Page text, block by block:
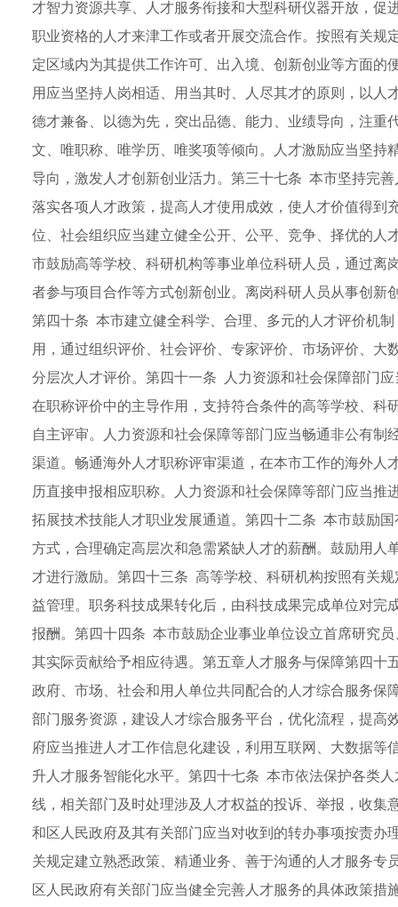
才智力资源共享、人才服务衔接和大型科研仪器开放，
职业资格的人才来津工作或者开展交流合作。按照有关
定区域内为其提供工作许可、出入境、创新创业等方面
用应当坚持人岗相适、用当其时、人尽其才的原则，以
德才兼备、以德为先，突出品德、能力、业绩导向，注
文、唯职称、唯学历、唯奖项等倾向。人才激励应当坚
导向，激发人才创新创业活力。第三十七条 本市坚持完
落实各项人才政策，提高人才使用成效，使人才价值得
位、社会组织应当建立健全公开、公平、竞争、择优的
市鼓励高等学校、科研机构等事业单位科研人员，通过
者参与项目合作等方式创新创业。离岗科研人员从事创
第四十条 本市建立健全科学、合理、多元的人才评价机
用，通过组织评价、社会评价、专家评价、市场评价、
分层次人才评价。第四十一条 人力资源和社会保障部门
在职称评价中的主导作用，支持符合条件的高等学校、
自主评审。人力资源和社会保障等部门应当畅通非公有
渠道。畅通海外人才职称评审渠道，在本市工作的海外
历直接申报相应职称。人力资源和社会保障等部门应当
拓展技术技能人才职业发展通道。第四十二条 本市鼓励
方式，合理确定高层次和急需紧缺人才的薪酬。鼓励用
才进行激励。第四十三条 高等学校、科研机构按照有关
益管理。职务科技成果转化后，由科技成果完成单位对
报酬。第四十四条 本市鼓励企业事业单位设立首席研究
其实际贡献给予相应待遇。第五章人才服务与保障第四
政府、市场、社会和用人单位共同配合的人才综合服务
部门服务资源，建设人才综合服务平台，优化流程，提
府应当推进人才工作信息化建设，利用互联网、大数据
升人才服务智能化水平。第四十七条 本市依法保护各类
线，相关部门及时处理涉及人才权益的投诉、举报，收
和区人民政府及其有关部门应当对收到的转办事项按责
关规定建立熟悉政策、精通业务、善于沟通的人才服务
区人民政府有关部门应当健全完善人才服务的具体政策